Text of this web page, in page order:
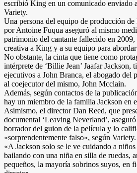
escribió King en un comunicado enviado
Variety.
Una persona del equipo de producción
por Antoine Fuqua aseguró al mismo
patrimonio del cantante fallecido en 2009,
creativa a King y a su equipo para
No obstante, la cinta que tiene como
intérprete de ‘Billie Jean’ Jaafar Jackson,
ejecutivos a John Branca, el abogado del
al coejecutor del mismo, John Mcclain.
Además, según contactos de la
hay un miembro de la familia Jackson en
Asimismo, el director Dan Reed, que
documental ‘Leaving Neverland’,
borrador del guion de la película y lo
«sorprendentemente falso», según Variety.
«A Jackson solo se le ve cuidando a
bailando con una niña en silla de ruedas,
pequeños, la mayoría sobrinos suyos, en